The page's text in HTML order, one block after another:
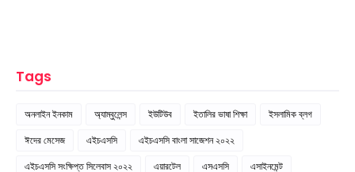
Tags
অনলাইন ইনকাম অ্যাম্বুলেন্স ইউটিউব ইতালির ভাষা শিক্ষা
ইসলামিক ব্লগ
ঈদের মেসেজ
এইচএসসি
এইচএসসি বাংলা সাজেশন ২০২২
এইচএসসি সংক্ষিপ্ত সিলেবাস ২০২২
এয়ারটেল এসএসসি
এসাইনমেন্ট